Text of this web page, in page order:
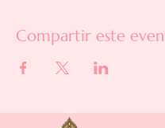
Compartir este